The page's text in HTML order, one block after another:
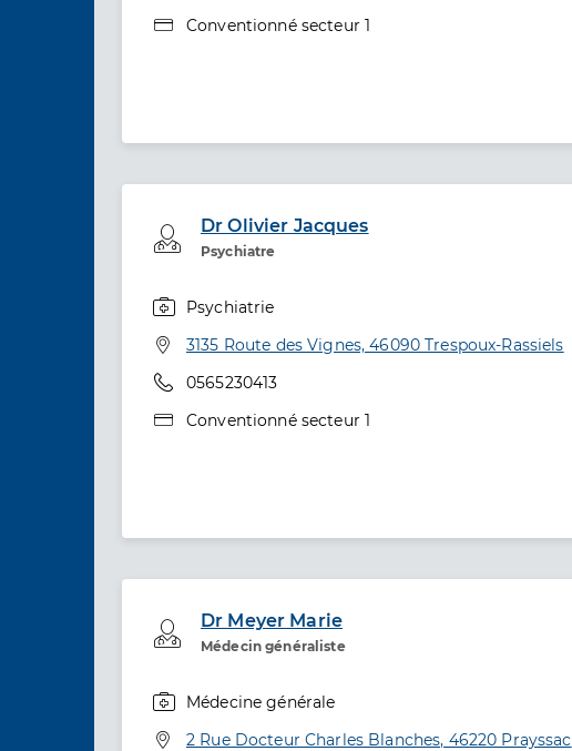
Type de convention
Conventionné secteur 1
Dr Olivier Jacques
Psychiatre
Professionel de santé
Psychiatrie
Adresse
3135 Route des Vignes, 46090 Trespoux-Rassiels
Téléphone
0565230413
Type de convention
Conventionné secteur 1
Dr Meyer Marie
Médecin généraliste
Professionel de santé
Médecine générale
Adresse
2 Rue Docteur Charles Blanches, 46220 Prayssac